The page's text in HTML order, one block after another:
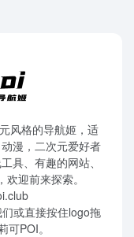
风格的导航姬，适
漫，二次元爱好者
具、有趣的网站、
迎前来探索。
或直接按住logo拖
POI。